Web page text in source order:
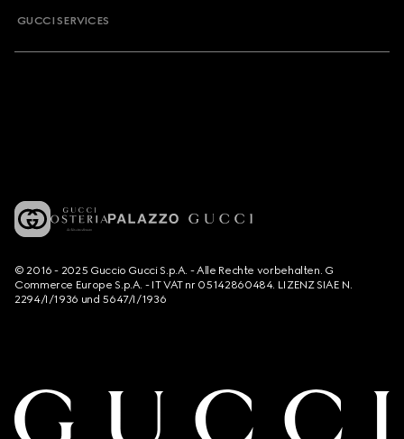
GUCCI SERVICES
© 2016 - 2025 Guccio Gucci S.p.A. - Alle Rechte vorbehalten. G
Commerce Europe S.p.A. - IT VAT nr 05142860484. LIZENZ SIAE N.
2294/I/1936 und 5647/I/1936